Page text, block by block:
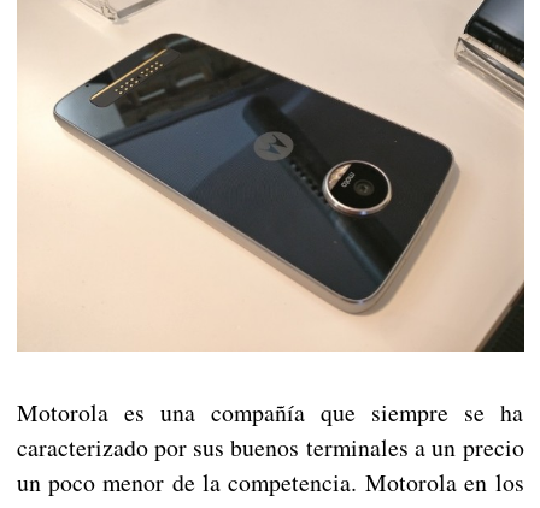
Motorola es una compañía que siempre se ha
caracterizado por sus buenos terminales a un precio
un poco menor de la competencia. Motorola en los